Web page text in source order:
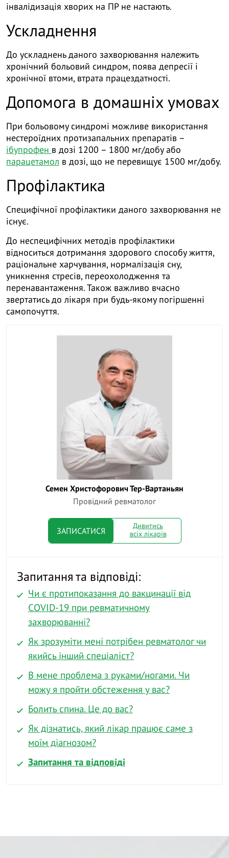
Семен Христофорович Тер-Вартаньян
Провідний ревматолог
ЗАПИСАТИСЯ
Дивитись
всіх лікарів
Запитання та відповіді:
Чи є протипоказання до вакцинації від
COVID-19 при ревматичному
захворюванні?
Як зрозуміти мені потрібен ревматолог чи
якийсь інший спеціаліст?
В мене проблема з руками/ногами. Чи
можу я пройти обстеження у вас?
Болить спина. Це до вас?
Як дізнатись, який лікар працює саме з
моїм діагнозом?
Запитання та відповіді
інвалідизація хворих на ПР не настають.
Ускладнення
До ускладнень даного захворювання належить
хронічний больовий синдром, поява депресії і
хронічної втоми, втрата працездатності.
Допомога в домашніх умовах
При больовому синдромі можливе використання
нестероїдних протизапальних препаратів –
ібупрофен в дозі 1200 – 1800 мг/добу або
парацетамол в дозі, що не перевищує 1500 мг/добу.
Профілактика
Специфічної профілактики даного захворювання не
існує.
До неспецифічних методів профілактики
відноситься дотримання здорового способу життя,
раціональне харчування, нормалізація сну,
уникнення стресів, переохолодження та
перенавантаження. Також важливо вчасно
звертатись до лікаря при будь-якому погіршенні
самопочуття.